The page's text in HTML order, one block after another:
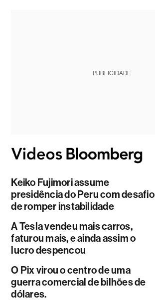
PUBLICIDADE
Keiko Fujimori assume
presidência do Peru com desafio
de romper instabilidade
A Tesla vendeu mais carros,
faturou mais, e ainda assim o
lucro despencou
O Pix virou o centro de uma
guerra comercial de bilhões de
dólares.